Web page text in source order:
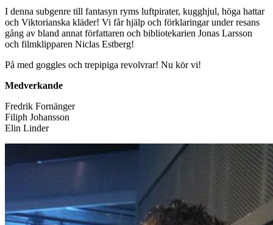
I denna subgenre till fantasyn ryms luftpirater, kugghjul, höga hattar
och Viktorianska kläder! Vi får hjälp och förklaringar under resans
gång av bland annat författaren och bibliotekarien Jonas Larsson
och filmklipparen Niclas Estberg!
På med goggles och trepipiga revolvrar! Nu kör vi!
Medverkande
Fredrik Fornänger
Filiph Johansson
Elin Linder